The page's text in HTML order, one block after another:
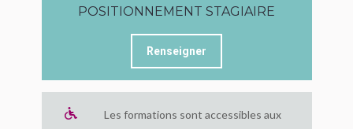
POSITIONNEMENT STAGIAIRE
Renseigner
Les formations sont accessibles aux